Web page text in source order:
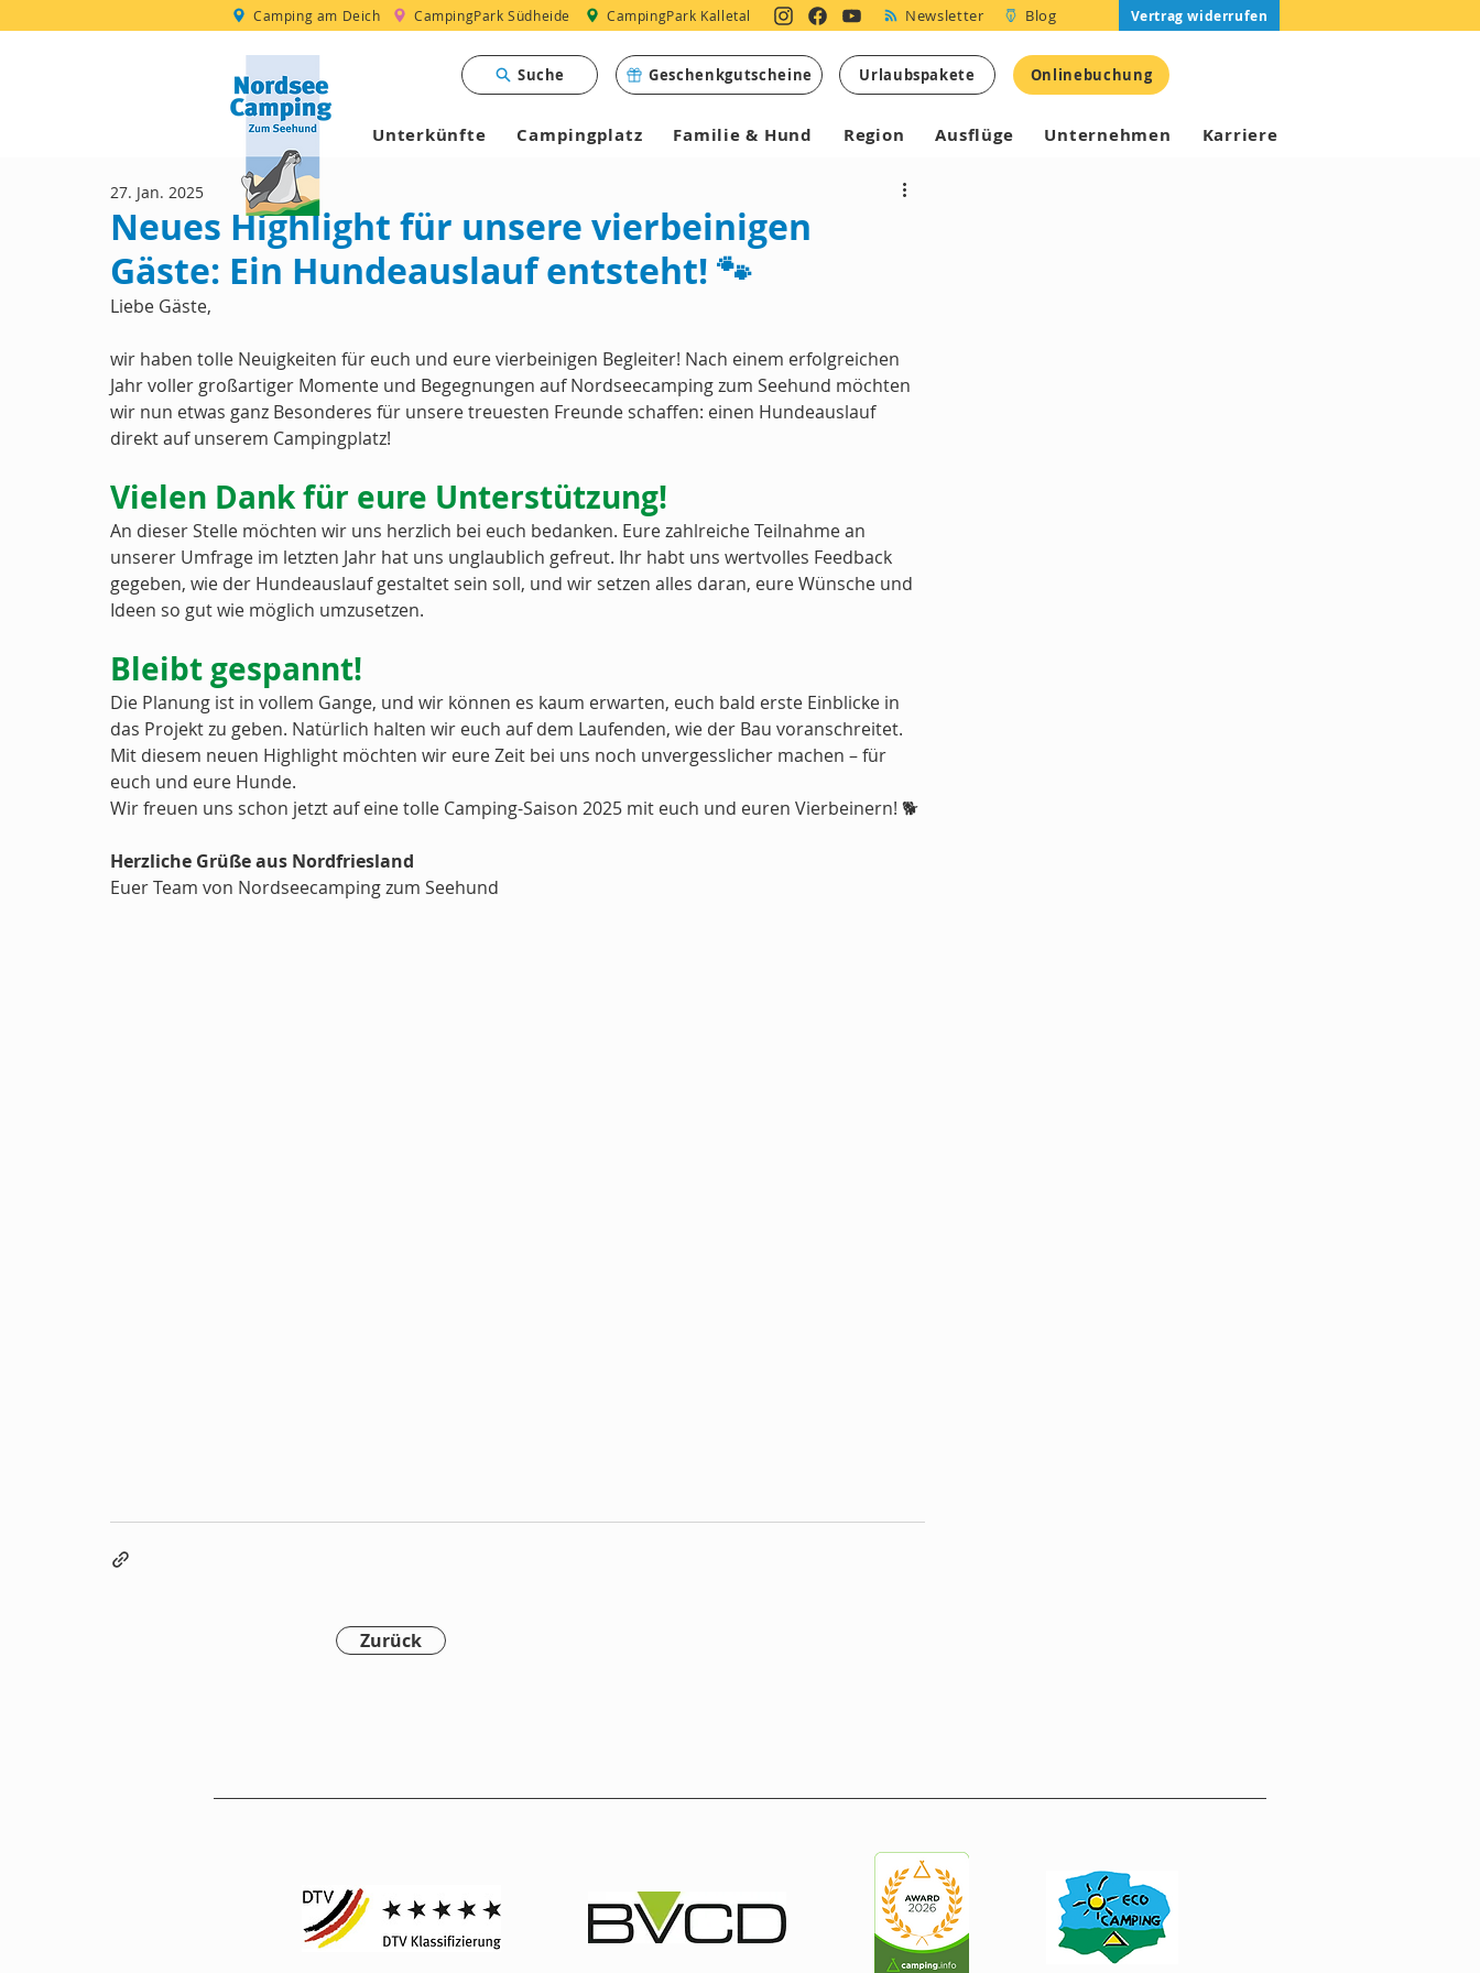
Camping am Deich CampingPark Südheide CampingPark Kalletal Newsletter Blog Vertrag widerrufen
Suche Geschenkgutscheine Urlaubspakete Onlinebuchung
Unterkünfte Campingplatz Familie & Hund Region Ausflüge Unternehmen Karriere
Neues Highlight für unsere vierbeinigen
Gäste: Ein Hundeauslauf entsteht! 🐾
27. Jan. 2025
Liebe Gäste,
wir haben tolle Neuigkeiten für euch und eure vierbeinigen Begleiter! Nach einem erfolgreichen
Jahr voller großartiger Momente und Begegnungen auf Nordseecamping zum Seehund möchten
wir nun etwas ganz Besonderes für unsere treuesten Freunde schaffen: einen Hundeauslauf
direkt auf unserem Campingplatz!
Vielen Dank für eure Unterstützung!
An dieser Stelle möchten wir uns herzlich bei euch bedanken. Eure zahlreiche Teilnahme an
unserer Umfrage im letzten Jahr hat uns unglaublich gefreut. Ihr habt uns wertvolles Feedback
gegeben, wie der Hundeauslauf gestaltet sein soll, und wir setzen alles daran, eure Wünsche und
Ideen so gut wie möglich umzusetzen.
Bleibt gespannt!
Die Planung ist in vollem Gange, und wir können es kaum erwarten, euch bald erste Einblicke in
das Projekt zu geben. Natürlich halten wir euch auf dem Laufenden, wie der Bau voranschreitet.
Mit diesem neuen Highlight möchten wir eure Zeit bei uns noch unvergesslicher machen – für
euch und eure Hunde.
Wir freuen uns schon jetzt auf eine tolle Camping-Saison 2025 mit euch und euren Vierbeinern! 🐕
Herzliche Grüße aus Nordfriesland
Euer Team von Nordseecamping zum Seehund
Zurück